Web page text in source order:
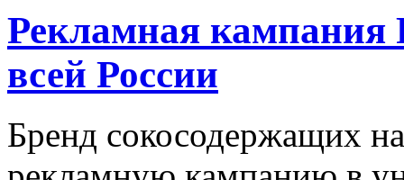
Рекламная
всей России
Бренд сокосодержащих